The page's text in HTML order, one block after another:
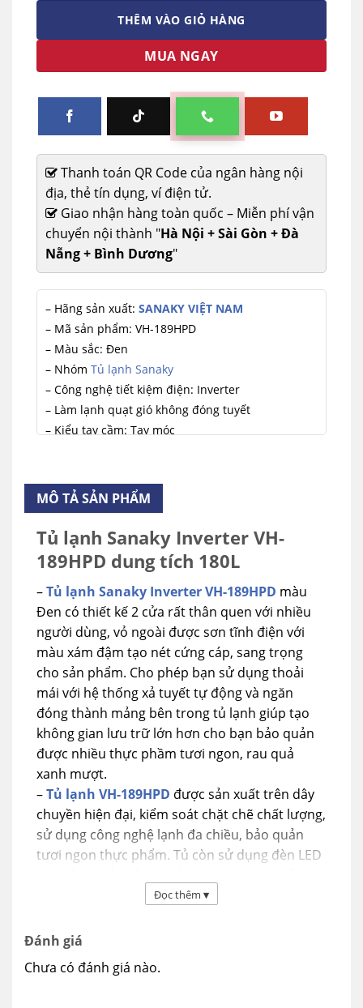
THÊM VÀO GIỎ HÀNG
MUA NGAY
Thanh toán QR Code của ngân hàng nội
địa, thẻ tín dụng, ví điện tử.
Giao nhận hàng toàn quốc – Miễn phí vận
chuyển nội thành "Hà Nội + Sài Gòn + Đà
Nẵng + Bình Dương"
– Hãng sản xuất: SANAKY VIỆT NAM
– Mã sản phẩm: VH-189HPD
– Màu sắc: Đen
– Nhóm Tủ lạnh Sanaky
– Công nghệ tiết kiệm điện: Inverter
– Làm lạnh quạt gió không đóng tuyết
– Kiểu tay cầm: Tay móc
– Dung tích ngăn mát: 109.5 Lít
– KT tủ DxRxC: 530 x 655 x 1288 mm
– KT đóng kiện DxRxC: 580 x 690 x 1340 mm
– Sử dụng gas: R600a
– Nguồn điện: 220V/50Hz
– Sản phẩm bảo hành 24 tháng tại nhà.
– Xuất xứ nhà máySanaky Việt Nam
MÔ TẢ SẢN PHẨM
Tủ lạnh Sanaky Inverter VH-
189HPD dung tích 180L
–Tủ lạnh Sanaky Inverter VH-189HPD màu
Đen có thiết kế 2 cửa rất thân quen với nhiều
người dùng, vỏ ngoài được sơn tĩnh điện với
màu xám đậm tạo nét cứng cáp, sang trọng
cho sản phẩm. Cho phép bạn sử dụng thoải
mái với hệ thống xả tuyết tự động và ngăn
đóng thành mảng bên trong tủ lạnh giúp tạo
không gian lưu trữ lớn hơn cho bạn bảo quản
được nhiều thực phầm tươi ngon, rau quả
xanh mượt.
–Tủ lạnh VH-189HPD được sản xuất trên dây
chuyền hiện đại, kiểm soát chặt chẽ chất lượng,
sử dụng công nghệ lạnh đa chiều, bảo quản
tươi ngon thực phẩm. Tủ còn sử dụng đèn LED
đựng được nhiều đồ hơn và rất chắc chắn,
của 2-4 người.
Đọc thêm ▾
Đánh giá
Chưa có đánh giá nào.